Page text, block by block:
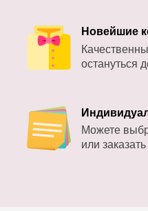
Новейшие
остануться
Можете
или